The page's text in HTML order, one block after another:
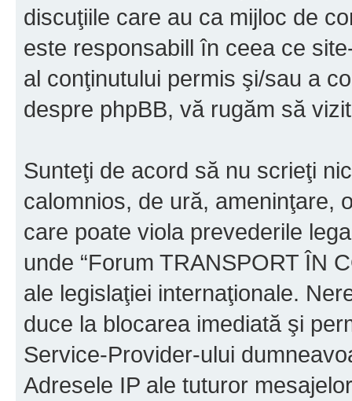
discuţiile care au ca mijloc de
este responsabill în ceea ce
al conţinutului permis şi/sau a
despre phpBB, vă rugăm să
Sunteţi de acord să nu scrieţi
calomnios, de ură, ameninţare,
care poate viola prevederile
unde “Forum TRANSPORT ÎN
ale legislaţiei internaţionale.
duce la blocarea imediată şi
Service-Provider-ului
Adresele IP ale tuturor